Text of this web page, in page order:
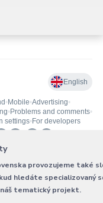
provozujeme také
hledáte specializovaný
tematický projekt.